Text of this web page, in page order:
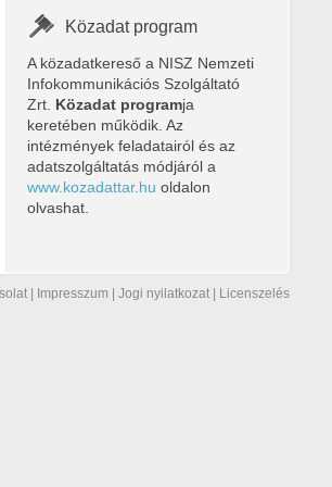
Közadat program
A közadatkereső a NISZ Nemzeti
Infokommunikációs Szolgáltató
Zrt. Közadat programja
keretében működik. Az
intézmények feladatairól és az
adatszolgáltatás módjáról a
www.kozadattar.hu oldalon
olvashat.
Impresszum Jogi nyilatkozat Licenszelés